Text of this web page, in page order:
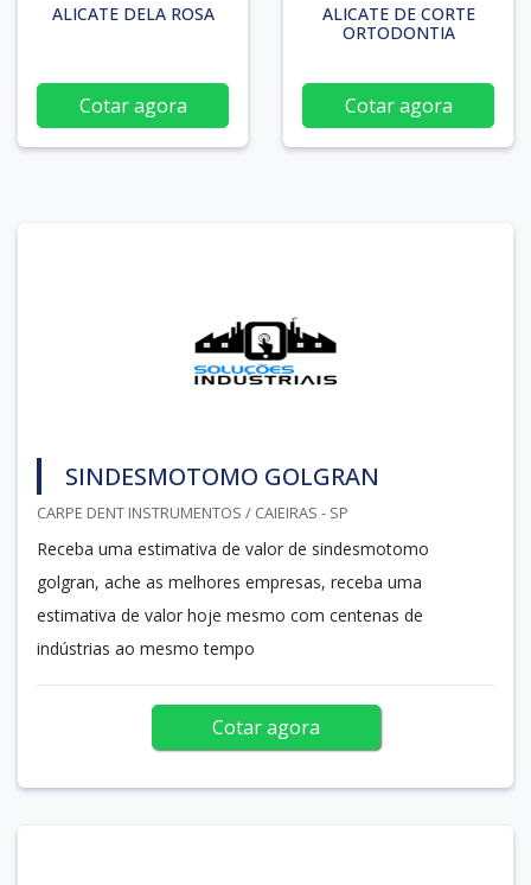
ALICATE DELA ROSA
Cotar agora
ALICATE DE CORTE
ORTODONTIA
Cotar agora
SINDESMOTOMO GOLGRAN
CARPE DENT INSTRUMENTOS / CAIEIRAS - SP
Receba uma estimativa de valor de sindesmotomo
golgran, ache as melhores empresas, receba uma
estimativa de valor hoje mesmo com centenas de
indústrias ao mesmo tempo
Cotar agora